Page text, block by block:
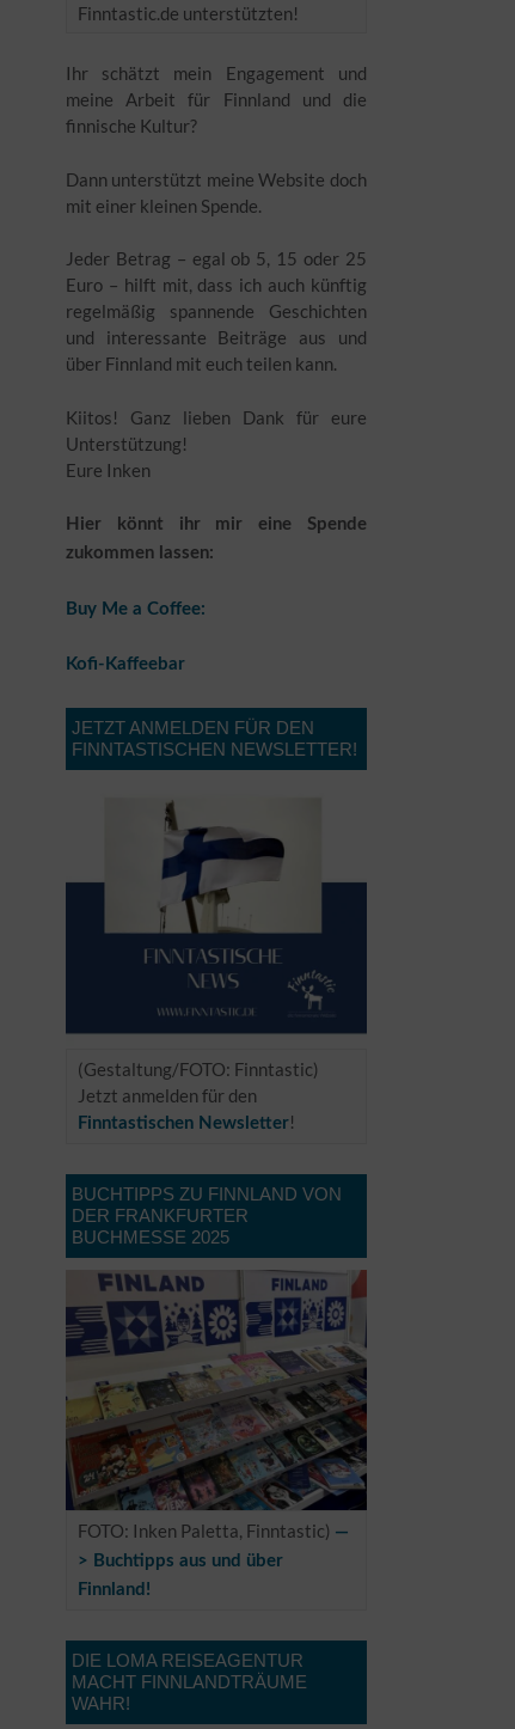
Finntastic.de unterstützten!
Ihr schätzt mein Engagement und
meine Arbeit für Finnland und die
finnische Kultur?
Dann unterstützt meine Website doch
mit einer kleinen Spende.
Jeder Betrag – egal ob 5, 15 oder 25
Euro – hilft mit, dass ich auch künftig
regelmäßig spannende Geschichten
und interessante Beiträge aus und
über Finnland mit euch teilen kann.
Kiitos! Ganz lieben Dank für eure
Unterstützung!
Eure Inken
Hier könnt ihr mir eine Spende
zukommen lassen:
Buy Me a Coffee:
Kofi-Kaffeebar
JETZT ANMELDEN FÜR DEN
FINNTASTISCHEN NEWSLETTER!
(Gestaltung/FOTO: Finntastic)
Jetzt anmelden für den
Finntastischen Newsletter!
BUCHTIPPS ZU FINNLAND VON
DER FRANKFURTER
BUCHMESSE 2025
FOTO: Inken Paletta, Finntastic) —
> Buchtipps aus und über
Finnland!
DIE LOMA REISEAGENTUR
MACHT FINNLANDTRÄUME
WAHR!